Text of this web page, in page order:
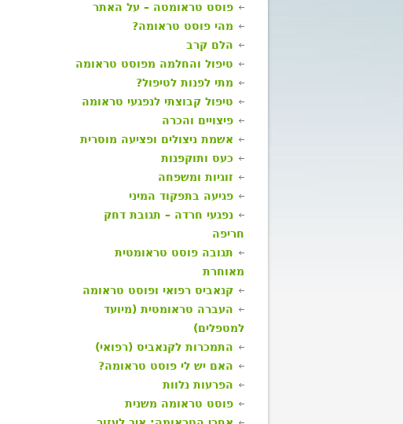
פוסט טראומטה – על האתר
מהי פוסט טראומה?
הלם קרב
טיפול והחלמה מפוסט טראומה
מתי לפנות לטיפול?
טיפול קבוצתי לנפגעי טראומה
פיצויים והכרה
אשמת ניצולים ופציעה מוסרית
כעס ותוקפנות
זוגיות ומשפחה
פגיעה בתפקוד המיני
נפגעי חרדה – תגובת דחק
חריפה
תגובה פוסט טראומטית
מאוחרת
קנאביס רפואי ופוסט טראומה
העברה טראומטית (מיועד
למטפלים)
התמכרות לקנאביס (רפואי)
האם יש לי פוסט טראומה?
הפרעות נלוות
פוסט טראומה משנית